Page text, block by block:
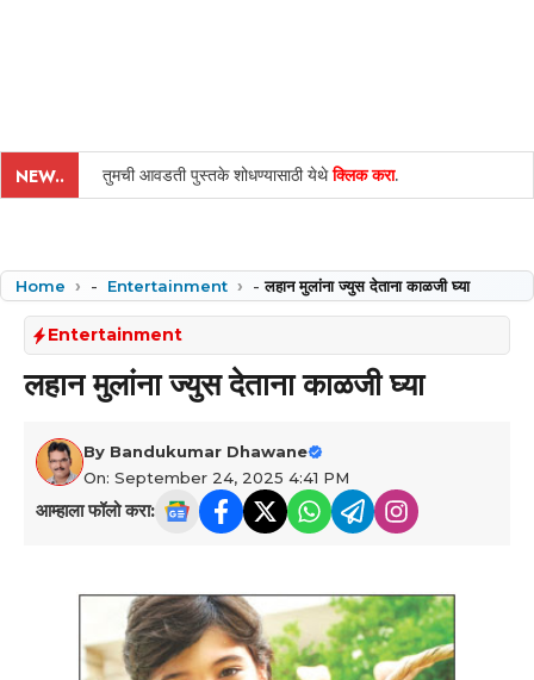
NEW.. तुमची आवडती पुस्तके शोधण्यासाठी येथेक्लिक करा.
Home - Entertainment -लहान मुलांना ज्युस देताना काळजी घ्या
Entertainment
लहान मुलांना ज्युस देताना काळजी घ्या
By Bandukumar Dhawane
On: September 24, 2025 4:41 PM
आम्हाला फॉलो करा: